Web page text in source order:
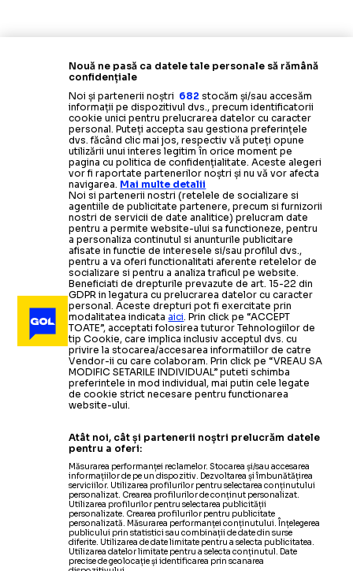
Nouă ne pasă ca datele tale personale să rămână
confidențiale
Noi și partenerii noștri 682 stocăm și/sau accesăm
informații pe dispozitivul dvs., precum identificatorii
cookie unici pentru prelucrarea datelor cu caracter
personal. Puteți accepta sau gestiona preferințele
dvs. făcând clic mai jos, respectiv vă puteți opune
utilizării unui interes legitim în orice moment pe
pagina cu politica de confidențialitate. Aceste alegeri
vor fi raportate partenerilor noștri și nu vă vor afecta
navigarea. Mai multe detalii
Noi si partenerii nostri (retelele de socializare si
agentiile de publicitate partenere, precum si furnizorii
nostri de servicii de date analitice) prelucram date
pentru a permite website-ului sa functioneze, pentru
a personaliza continutul si anunturile publicitare
afisate in functie de interesele si/sau profilul dvs.,
pentru a va oferi functionalitati aferente retelelor de
socializare si pentru a analiza traficul pe website.
Beneficiati de drepturile prevazute de art. 15-22 din
GDPR in legatura cu prelucrarea datelor cu caracter
personal. Aceste drepturi pot fi exercitate prin
modalitatea indicataaici. Prin click pe “ACCEPT
TOATE”, acceptati folosirea tuturor Tehnologiilor de
tip Cookie, care implica inclusiv acceptul dvs. cu
privire la stocarea/accesarea informatiilor de catre
Vendor-ii cu care colaboram. Prin click pe “VREAU SA
MODIFIC SETARILE INDIVIDUAL” puteti schimba
preferintele in mod individual, mai putin cele legate
de cookie strict necesare pentru functionarea
website-ului.
Atât noi, cât și partenerii noștri prelucrăm datele
pentru a oferi:
Măsurarea performanței reclamelor. Stocarea și/sau accesarea
informațiilor de pe un dispozitiv. Dezvoltarea și îmbunătățirea
serviciilor. Utilizarea profilurilor pentru selectarea conținutului
personalizat. Crearea profilurilor de conținut personalizat.
Utilizarea profilurilor pentru selectarea publicității
personalizate. Crearea profilurilor pentru publicitate
personalizată. Măsurarea performanței conținutului. Înțelegerea
publicului prin statistici sau combinații de date din surse
diferite. Utilizarea de date limitate pentru a selecta publicitatea.
Utilizarea datelor limitate pentru a selecta conținutul. Date
precise de geolocație și identificarea prin scanarea